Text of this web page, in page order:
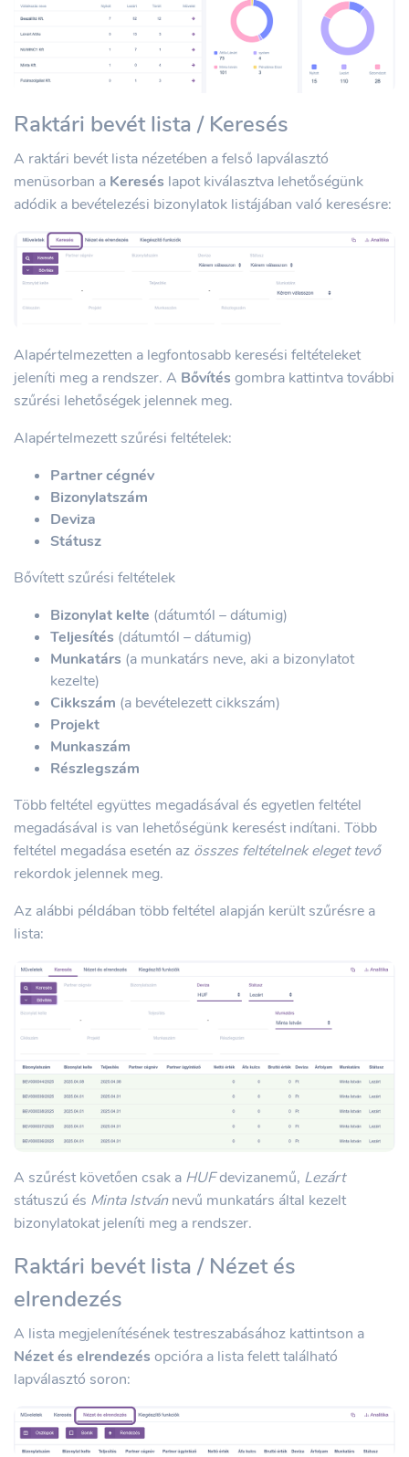
Raktári bevét lista / Keresés
A raktári bevét lista nézetében a felső lapválasztó
menüsorban a Keresés lapot kiválasztva lehetőségünk
adódik a bevételezési bizonylatok listájában való keresésre:
Alapértelmezetten a legfontosabb keresési feltételeket
jeleníti meg a rendszer. A Bővítés gombra kattintva további
szűrési lehetőségek jelennek meg.
Alapértelmezett szűrési feltételek:
Partner cégnév
Bizonylatszám
Deviza
Státusz
Bővített szűrési feltételek
Bizonylat kelte (dátumtól – dátumig)
Teljesítés (dátumtól – dátumig)
Munkatárs (a munkatárs neve, aki a bizonylatot
kezelte)
Cikkszám (a bevételezett cikkszám)
Projekt
Munkaszám
Részlegszám
Több feltétel együttes megadásával és egyetlen feltétel
megadásával is van lehetőségünk keresést indítani. Több
feltétel megadása esetén az összes feltételnek eleget tevő
rekordok jelennek meg.
Az alábbi példában több feltétel alapján került szűrésre a
lista:
A szűrést követően csak a HUFdevizanemű, Lezárt
státuszú és Minta Istvánnevű munkatárs által kezelt
bizonylatokat jeleníti meg a rendszer.
Raktári bevét lista / Nézet és
elrendezés
A lista megjelenítésének testreszabásához kattintson a
Nézet és elrendezés opcióra a lista felett található
lapválasztó soron: